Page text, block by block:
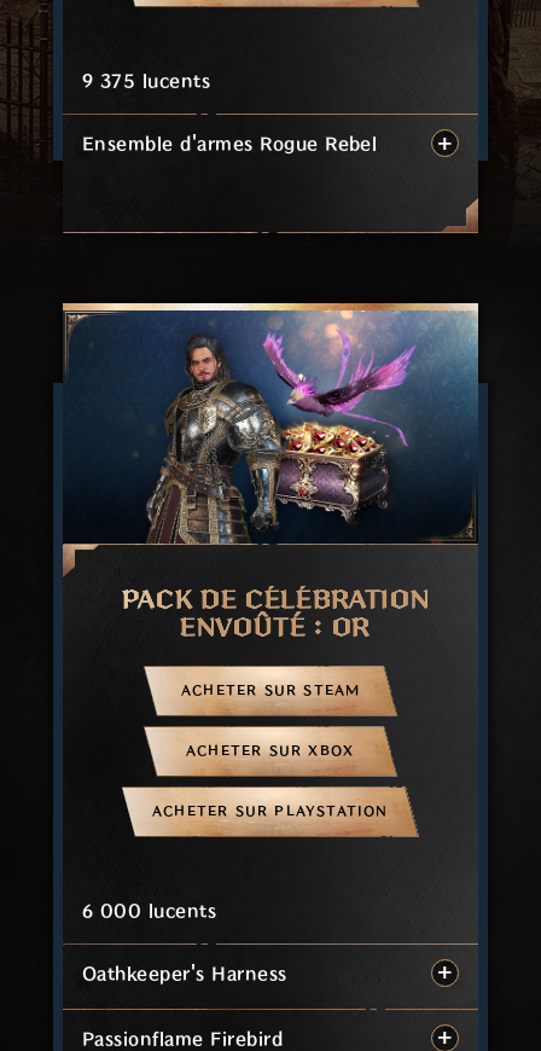
9 375 lucents
Ensemble d'armes Rogue Rebel
PACK DE CÉLÉBRATION
ENVOÛTÉ : OR
ACHETER SUR STEAM
ACHETER SUR XBOX
ACHETER SUR PLAYSTATION
6 000 lucents
Oathkeeper's Harness
Passionflame Firebird